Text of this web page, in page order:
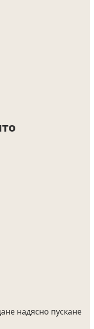
надясно пускане